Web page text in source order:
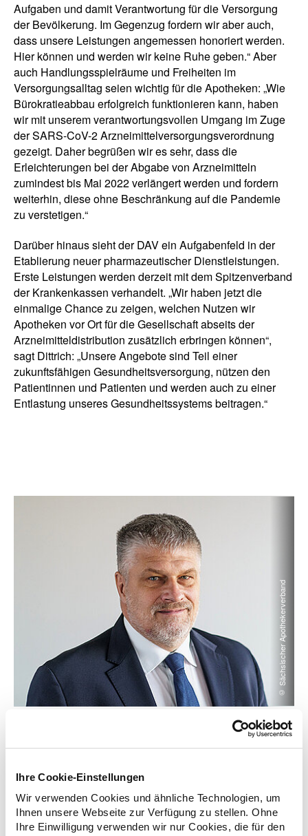
Ihre Cookie-Einstellungen
Wir verwenden Cookies und ähnliche Technologien, um
Ihnen unsere Webseite zur Verfügung zu stellen. Ohne
Ihre Einwilligung verwenden wir nur Cookies, die für den
Aufgaben und damit Verantwortung für die Versorgung
der Bevölkerung. Im Gegenzug fordern wir aber auch,
dass unsere Leistungen angemessen honoriert werden.
Hier können und werden wir keine Ruhe geben.“ Aber
auch Handlungsspielräume und Freiheiten im
Versorgungsalltag seien wichtig für die Apotheken: „Wie
Bürokratieabbau erfolgreich funktionieren kann, haben
wir mit unserem verantwortungsvollen Umgang im Zuge
der SARS-CoV-2 Arzneimittelversorgungsverordnung
gezeigt. Daher begrüßen wir es sehr, dass die
Erleichterungen bei der Abgabe von Arzneimitteln
zumindest bis Mai 2022 verlängert werden und fordern
weiterhin, diese ohne Beschränkung auf die Pandemie
zu verstetigen.“
Darüber hinaus sieht der DAV ein Aufgabenfeld in der
Etablierung neuer pharmazeutischer Dienstleistungen.
Erste Leistungen werden derzeit mit dem Spitzenverband
der Krankenkassen verhandelt. „Wir haben jetzt die
einmalige Chance zu zeigen, welchen Nutzen wir
Apotheken vor Ort für die Gesellschaft abseits der
Arzneimitteldistribution zusätzlich erbringen können“,
sagt Dittrich: „Unsere Angebote sind Teil einer
zukunftsfähigen Gesundheitsversorgung, nützen den
Patientinnen und Patienten und werden auch zu einer
Entlastung unseres Gesundheitssystems beitragen.“
© Sächsischer Apothekerverband
zurück zur Übersicht